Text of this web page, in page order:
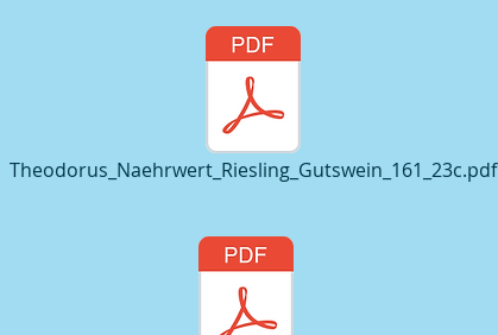
Theodorus_Naehrwert_Riesling_Gutswein_161_23c.pdf